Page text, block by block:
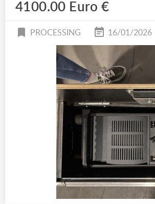
4100.00 Euro €
PROCESSING 16/01/2026